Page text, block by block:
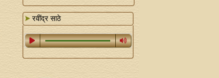
रवींद्र साठे